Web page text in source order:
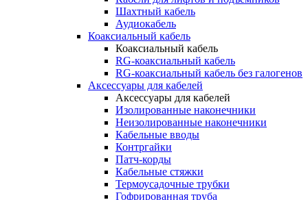
Шахтный кабель
Аудиокабель
Коаксиальный кабель
Коаксиальный кабель
RG-коаксиальный кабель
RG-коаксиальный кабель без галогенов
Аксессуары для кабелей
Аксессуары для кабелей
Изолированные наконечники
Неизолированные наконечники
Кабельные вводы
Контргайки
Патч-корды
Кабельные стяжки
Термоусадочные трубки
Гофрированная труба